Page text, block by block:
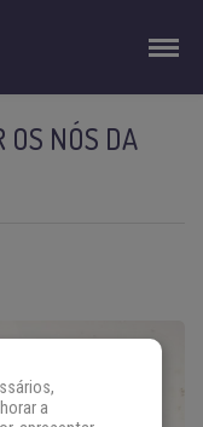
OS NÓS DA
a